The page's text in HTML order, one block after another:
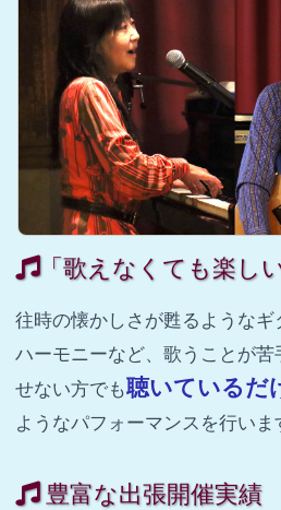
「歌えなくても楽しい
往時の懐かしさが甦るような
ハーモニーなど、歌うことが
せない方でも聴いているだ
ようなパフォーマンスを行いま
豊富な出張開催実績